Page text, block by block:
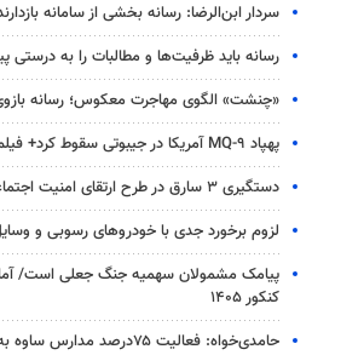
سردار ابن‌الرضا: رسانه بخشی از سامانه
رسانه باید ظرفیت‌ها و مطالبات را به درستی
«چنشت» الگوی مهاجرت معکوس؛ رسانه
پهپاد MQ-۹ آمریکا در جیبوتی سقوط کرد+ فیلم
دستگیری ۳ سارق در طرح ارتقای امنیت اجتماعی رزن
لزوم برخورد جدی با خودروهای رسوبی و
پیامک مشمولان سهمیه جنگ جعلی است/
کنکور ۱۴۰۵
حامدی‌خواه: فعالیت ۷۵درصد مدارس ساوه به صورت دوشیفت است